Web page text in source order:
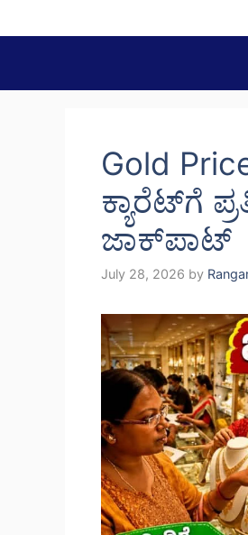
to
Gold
ಕ್ಯಾರೆಟ್‌ಗೆ
ಜಾಕ್‌ಪಾಟ್
July 28, 2026 by